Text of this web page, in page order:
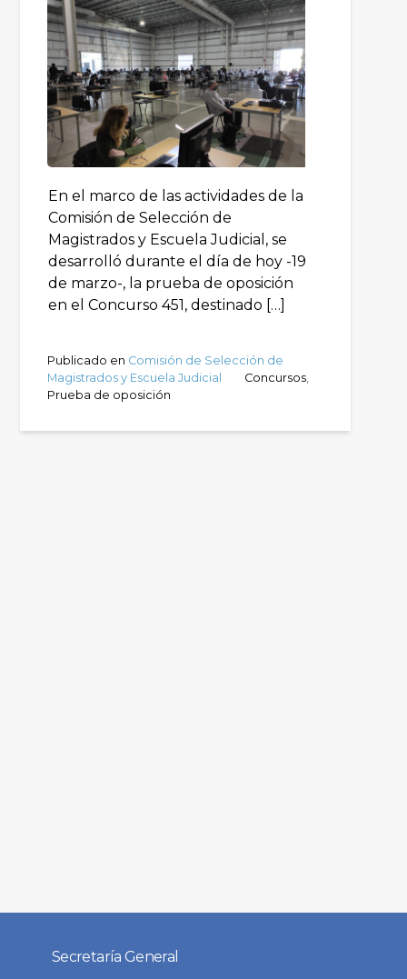
En el marco de las actividades de la
Comisión de Selección de
Magistrados y Escuela Judicial, se
desarrolló durante el día de hoy -19
de marzo-, la prueba de oposición
en el Concurso 451, destinado […]
Publicado en Comisión de Selección de
Magistrados y Escuela Judicial
Concursos,
Prueba de oposición
Secretaría General